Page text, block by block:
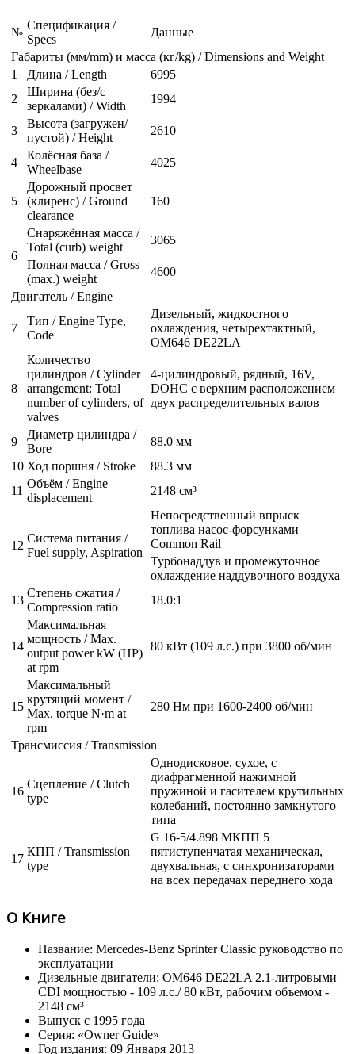
№
Спецификация /
Specs
Данные
Габариты (мм/mm) и масса (кг/kg) / Dimensions and Weight
1
Длина / Length
6995
2
Ширина (без/с
зеркалами) / Width
1994
3
Высота (загружен/
пустой) / Height
2610
4
Колёсная база /
Wheelbase
4025
5
Дорожный просвет
(клиренс) / Ground
clearance
160
6
Снаряжённая масса /
Total (curb) weight
3065
Полная масса / Gross
(max.) weight
4600
Двигатель / Engine
7
Тип / Engine Type,
Code
Дизельный, жидкостного
охлаждения, четырехтактный,
OM646 DE22LA
8
Количество
цилиндров / Cylinder
arrangement: Total
number of cylinders, of
valves
4-цилиндровый, рядный, 16V,
DOHC с верхним расположением
двух распределительных валов
9
Диаметр цилиндра /
Bore
88.0 мм
10 Ход поршня / Stroke
88.3 мм
11
Объём / Engine
displacement
2148 см³
12
Система питания /
Fuel supply, Aspiration
Непосредственный впрыск
топлива насос-форсунками
Common Rail
Турбонаддув и промежуточное
охлаждение наддувочного воздуха
13
Степень сжатия /
Compression ratio
18.0:1
14
Максимальная
мощность / Max.
output power kW (HP)
at rpm
80 кВт (109 л.с.) при 3800 об/мин
15
Максимальный
крутящий момент /
Max. torque N·m at
rpm
280 Нм при 1600-2400 об/мин
Трансмиссия / Transmission
16
Сцепление / Clutch
type
Однодисковое, сухое, с
диафрагменной нажимной
пружиной и гасителем крутильных
колебаний, постоянно замкнутого
типа
17
КПП / Transmission
type
G 16-5/4.898 МКПП 5
пятиступенчатая механическая,
двухвальная, с синхронизаторами
на всех передачах переднего хода
О Книге
Название: Mercedes-Benz Sprinter Classic руководство по
эксплуатации
Дизельные двигатели: OM646 DE22LA 2.1-литровыми
CDI мощностью - 109 л.с./ 80 кВт, рабочим объемом -
2148 см³
Выпуск с 1995 года
Серия: «Owner Guide»
Год издания: 09 Января 2013